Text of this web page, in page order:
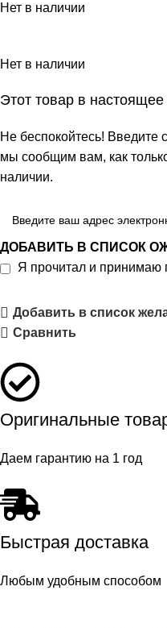
Нет в наличии
Нет в наличии
Этот товар в
Не беспокойтесь! Введите
мы сообщим вам, как
наличии.
ДОБАВИТЬ В СПИСОК
Я прочитал и принимаю
Добавить в список
Сравнить
Оригинальные
Даем гарантию на 1 год
Быстрая доставка
Любым удобным способом